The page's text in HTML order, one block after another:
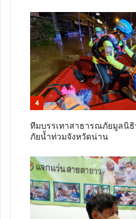
4
ทีมบรรเทาสาธารณภัยมูลนิธิ
ภัยน้ำท่วมจังหวัดน่าน